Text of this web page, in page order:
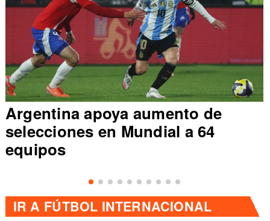
Argentina apoya aumento de
selecciones en Mundial a 64
equipos
IR A FÚTBOL INTERNACIONAL